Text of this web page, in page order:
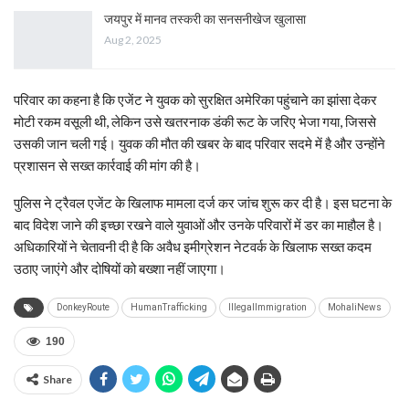
जयपुर में मानव तस्करी का सनसनीखेज खुलासा
Aug 2, 2025
परिवार का कहना है कि एजेंट ने युवक को सुरक्षित अमेरिका पहुंचाने का झांसा देकर
मोटी रकम वसूली थी, लेकिन उसे खतरनाक डंकी रूट के जरिए भेजा गया, जिससे
उसकी जान चली गई। युवक की मौत की खबर के बाद परिवार सदमे में है और उन्होंने
प्रशासन से सख्त कार्रवाई की मांग की है।
पुलिस ने ट्रैवल एजेंट के खिलाफ मामला दर्ज कर जांच शुरू कर दी है। इस घटना के
बाद विदेश जाने की इच्छा रखने वाले युवाओं और उनके परिवारों में डर का माहौल है।
अधिकारियों ने चेतावनी दी है कि अवैध इमीग्रेशन नेटवर्क के खिलाफ सख्त कदम
उठाए जाएंगे और दोषियों को बख्शा नहीं जाएगा।
DonkeyRoute HumanTrafficking IllegalImmigration MohaliNews
190
Share